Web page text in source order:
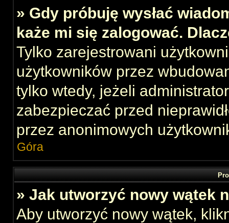
» Gdy próbuję wysłać
każe mi się zalogować.
Tylko zarejestrowani
użytkowników przez
tylko wtedy, jeżeli
zabezpieczać przed
przez anonimowych
Góra
» Jak utworzyć nowy wątek
Aby utworzyć nowy wątek,